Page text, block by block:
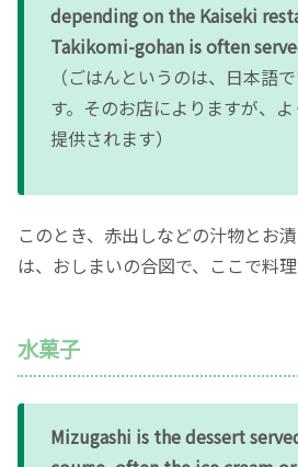
depending on the Kaiseki
Takikomi-gohan is often
（ごはんというのは、日本語
す。そのお店によりますが、
提供されます）
このとき、赤出しなどの汁物とお
は、おしまいの合図で、ここで料理
水菓子
Mizugashi is the dessert